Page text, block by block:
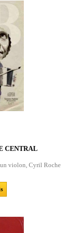
CENTRAL
violon, Cyril Roche